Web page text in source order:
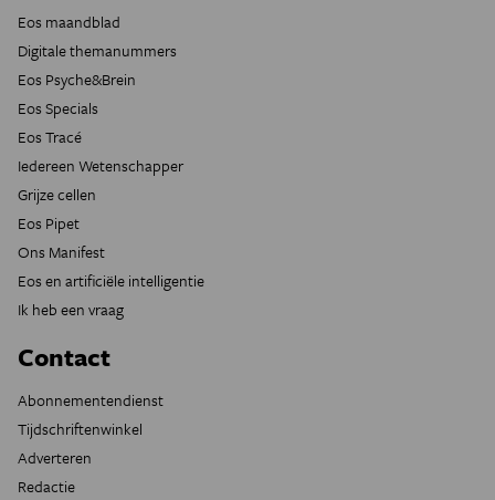
Eos maandblad
Digitale themanummers
Eos Psyche&Brein
Eos Specials
Eos Tracé
Iedereen Wetenschapper
Grijze cellen
Eos Pipet
Ons Manifest
Eos en artificiële intelligentie
Ik heb een vraag
Contact
Abonnementendienst
Tijdschriftenwinkel
Adverteren
Redactie